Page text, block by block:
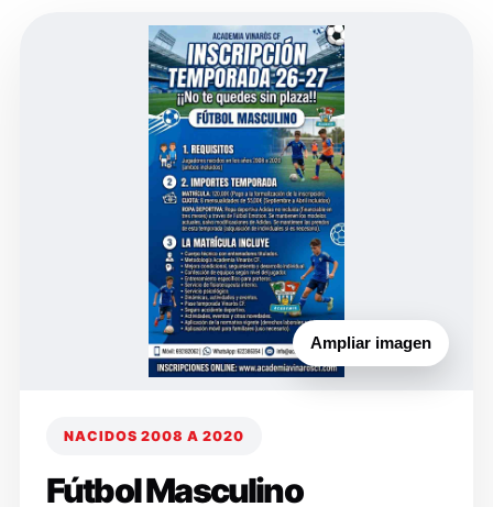
Ampliar imagen
NACIDOS 2008 A 2020
Fútbol Masculino